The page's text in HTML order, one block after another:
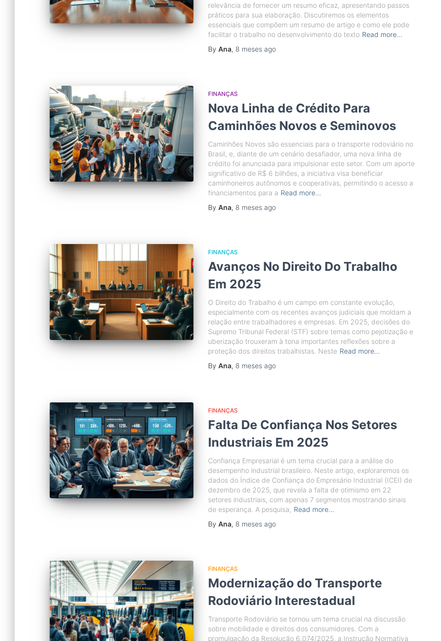
relevância de fornecer um resumo eficaz, apresentando passos
práticos para sua elaboração. Discutiremos os elementos
essenciais que compõem um resumo de artigo e como ele pode
facilitar o trabalho no desenvolvimento do texto Read more…
By Ana, 8 meses ago
FINANÇAS
Nova Linha de Crédito Para
Caminhões Novos e Seminovos
Caminhões Novos são essenciais para o transporte rodoviário no
Brasil, e, diante de um cenário desafiador, uma nova linha de
crédito foi anunciada para impulsionar este setor. Com um aporte
significativo de R$ 6 bilhões, a iniciativa visa beneficiar
caminhoneiros autônomos e cooperativas, permitindo o acesso a
financiamentos para a Read more…
By Ana, 8 meses ago
FINANÇAS
Avanços No Direito Do Trabalho
Em 2025
O Direito do Trabalho é um campo em constante evolução,
especialmente com os recentes avanços judiciais que moldam a
relação entre trabalhadores e empresas. Em 2025, decisões do
Supremo Tribunal Federal (STF) sobre temas como pejotização e
uberização trouxeram à tona importantes reflexões sobre a
proteção dos direitos trabalhistas. Neste Read more…
By Ana, 8 meses ago
FINANÇAS
Falta De Confiança Nos Setores
Industriais Em 2025
Confiança Empresarial é um tema crucial para a análise do
desempenho industrial brasileiro. Neste artigo, exploraremos os
dados do Índice de Confiança do Empresário Industrial (ICEI) de
dezembro de 2025, que revela a falta de otimismo em 22
setores industriais, com apenas 7 segmentos mostrando sinais
de esperança. A pesquisa, Read more…
By Ana, 8 meses ago
FINANÇAS
Modernização do Transporte
Rodoviário Interestadual
Transporte Rodoviário se tornou um tema crucial na discussão
sobre mobilidade e direitos dos consumidores. Com a
promulgação da Resolução 6.074/2025, a Instrução Normativa